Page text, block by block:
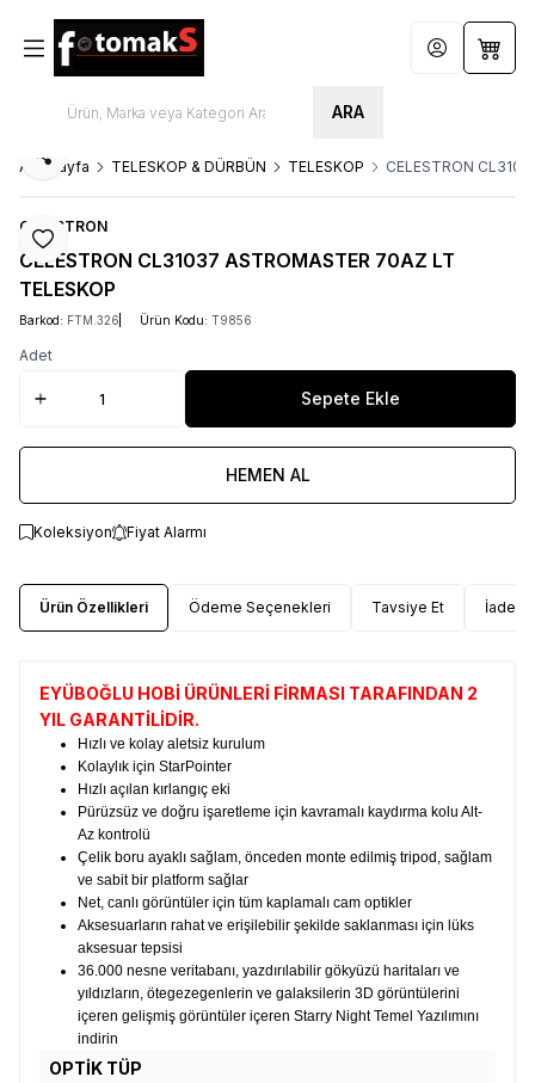
ARA
Hesabım
Ana Sayfa TELESKOP & DÜRBÜN TELESKOP CELESTRON
Favoriye Ekle
Paylaş
CELESTRON
CELESTRON CL31037 ASTROMASTER 70AZ LT
TELESKOP
Barkod: FTM.326 Ürün Kodu: T9856
Adet
Sepete Ekle
HEMEN AL
Koleksiyon Fiyat Alarmı
Ürün Özellikleri Ödeme Seçenekleri Tavsiye Et İade
EYÜBOĞLU HOBİ ÜRÜNLERİ FİRMASI TARAFINDAN 2
YIL GARANTİLİDİR.
Hızlı ve kolay aletsiz kurulum
Kolaylık için StarPointer
Hızlı açılan kırlangıç ​​eki
Pürüzsüz ve doğru işaretleme için kavramalı kaydırma kolu Alt-
Az kontrolü
Çelik boru ayaklı sağlam, önceden monte edilmiş tripod, sağlam
ve sabit bir platform sağlar
Net, canlı görüntüler için tüm kaplamalı cam optikler
Aksesuarların rahat ve erişilebilir şekilde saklanması için lüks
aksesuar tepsisi
36.000 nesne veritabanı, yazdırılabilir gökyüzü haritaları ve
yıldızların, ötegezegenlerin ve galaksilerin 3D görüntülerini
içeren gelişmiş görüntüler içeren Starry Night Temel Yazılımını
indirin
OPTİK TÜP